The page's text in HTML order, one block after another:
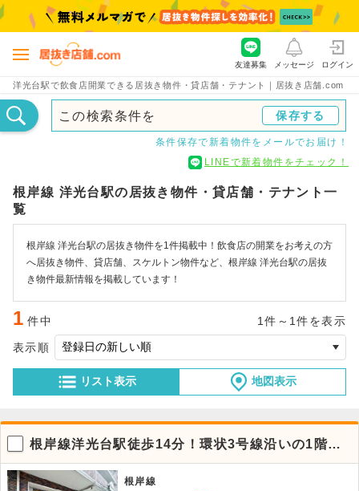
洋光台駅で飲食店開業できる居抜き物件・貸店舗・テナント｜居抜き店舗.com
友達募集 メッセージ ログイン
この検索条件を 保存する
条件保存で新着物件をメールでお届け！
LINEで新着物件をチェック！
根岸線 洋光台駅の居抜き物件・貸店舗・テナント一
覧
根岸線 洋光台駅の居抜き物件を1件掲載中！飲食店の開業をお考えの方
へ居抜き物件、貸店舗、スケルトン物件など、根岸線 洋光台駅の居抜
き物件最新情報を掲載しています！
1 件中 1件～1件を表示
リスト表示 地図表示
表示順
根岸線洋光台駅徒歩14分！環状3号線沿いの1階路
面店舗。飲食不可
根岸線